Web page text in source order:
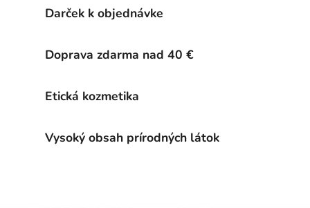
á
a
c
v
Darček k objednávke
Doprava zdarma nad 40 €
Etická kozmetika
Vysoký obsah prírodných látok